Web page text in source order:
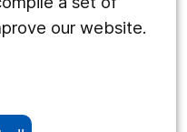
our website.